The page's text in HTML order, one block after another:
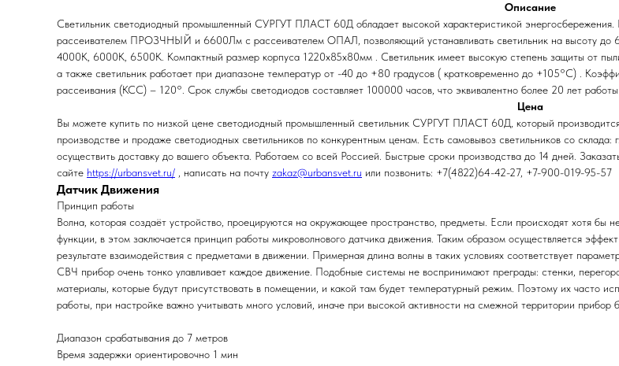
Описание
Светильник светодиодный промышленный СУРГУТ ПЛАСТ 60Д обладает высокой характеристикой
рассеивателем ПРОЗЧНЫЙ и 6600Лм с рассеивателем ОПАЛ, позволяющий устанавливать светильник на высоту до
4000К, 6000К, 6500К. Компактный размер корпуса 1220х85х80мм . Светильник имеет высокую степень защиты от пыли
а также светильник работает при диапазоне температур от -40 до +80 градусов ( кратковременно до +105°С) .
рассеивания (КСС) – 120°. Срок службы светодиодов составляет 100000 часов, что эквивалентно более 20 лет работы
Цена
Вы можете купить по низкой цене светодиодный промышленный светильник СУРГУТ ПЛАСТ 60Д, который
производстве и продаже светодиодных светильников по конкурентным ценам. Есть самовывоз светильников со
осуществить доставку до вашего объекта. Работаем со всей Россией. Быстрые сроки производства до 14 дней.
сайте https://urbansvet.ru/ , написать на почту zakaz@urbansvet.ru или позвонить: +7(4822)64-42-27, +7-900-019-95-57
Датчик Движения
Принцип работы
Волна, которая создаёт устройство, проецируются на окружающее пространство, предметы. Если происходят хотя бы
функции, в этом заключается принцип работы микроволнового датчика движения. Таким образом осуществляется
результате взаимодействия с предметами в движении. Примерная длина волны в таких условиях соответствует
СВЧ прибор очень тонко улавливает каждое движение. Подобные системы не воспринимают преграды: стенки,
материалы, которые будут присутствовать в помещении, и какой там будет температурный режим. Поэтому их часто
работы, при настройке важно учитывать много условий, иначе при высокой активности на смежной территории прибор
Диапазон срабатывания до 7 метров
Время задержки ориентировочно 1 мин